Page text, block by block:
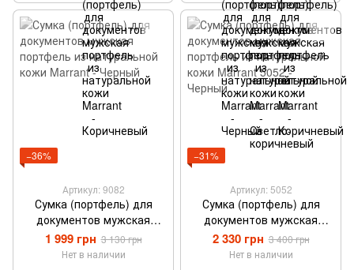
−36%
Артикул: 9082
Сумка (портфель) для
документов мужская
портфель из натуральной
кожи Marrant - Черный
1 999 грн 3 130 грн
Нет в наличии
−31%
Артикул: 5052
Сумка (портфель) для
документов мужская
портфель из натуральной
кожи Marrant 5052 -
2 330 грн 3 400 грн
Нет в наличии